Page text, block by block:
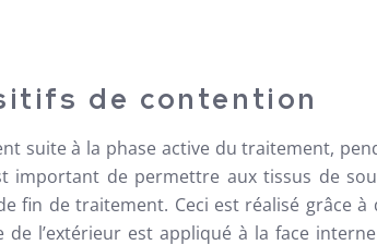
de contention
suite à la phase active du traitement,
important de permettre aux tissus de
fin de traitement. Ceci est réalisé grâce
l’extérieur est appliqué à la face